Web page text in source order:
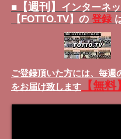
■ 【週刊】
インターネ
【FOTTO.TV】の 登録
ご登録頂いた方には、 毎週
をお届け致します
【無料】